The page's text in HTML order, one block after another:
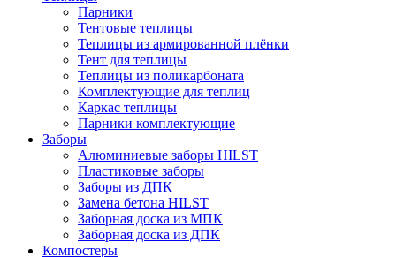
Парники
Тентовые теплицы
Теплицы из армированной плёнки
Тент для теплицы
Теплицы из поликарбоната
Комплектующие для теплиц
Каркас теплицы
Парники комплектующие
Заборы
Алюминиевые заборы HILST
Пластиковые заборы
Заборы из ДПК
Замена бетона HILST
Заборная доска из МПК
Заборная доска из ДПК
Компостеры